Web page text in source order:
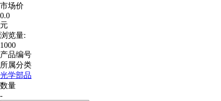
市场价
0.0
元
浏览量:
1000
产品编号
所属分类
光学部品
数量
-